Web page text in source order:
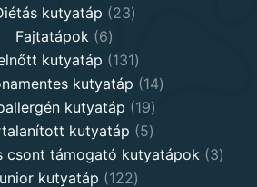
products
kutyatáp 2323
Fajtatápok 66
products
kutyatáp 131131
products
kutyatáp 1414
kutyatáp 1919
products
kutyatáp 55
products
csont támogató kutyatápok 33
kutyatáp 122122